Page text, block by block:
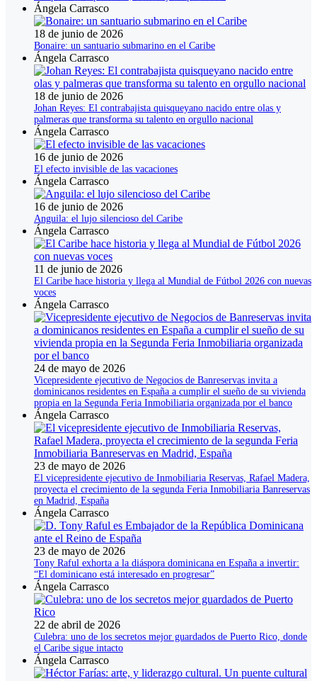
Ángela Carrasco
18 de junio de 2026
Bonaire: un santuario submarino en el Caribe
Ángela Carrasco
18 de junio de 2026
Johan Reyes: El contrabajista quisqueyano nacido entre olas y
palmeras que transforma su talento en orgullo nacional
Ángela Carrasco
16 de junio de 2026
El efecto invisible de las vacaciones
Ángela Carrasco
16 de junio de 2026
Anguila: el lujo silencioso del Caribe
Ángela Carrasco
11 de junio de 2026
El Caribe hace historia y llega al Mundial de Fútbol 2026 con nuevas
voces
Ángela Carrasco
24 de mayo de 2026
Vicepresidente ejecutivo de Negocios de Banreservas invita a
dominicanos residentes en España a cumplir el sueño de su vivienda
propia en la Segunda Feria Inmobiliaria organizada por el banco
Ángela Carrasco
23 de mayo de 2026
El vicepresidente ejecutivo de Inmobiliaria Reservas, Rafael Madera,
proyecta el crecimiento de la segunda Feria Inmobiliaria Banreservas
en Madrid, España
Ángela Carrasco
23 de mayo de 2026
Tony Raful exhorta a la diáspora dominicana en España a invertir:
“El dominicano está interesado en progresar”
Ángela Carrasco
22 de abril de 2026
Culebra: uno de los secretos mejor guardados de Puerto Rico, donde
el Caribe sigue intacto
Ángela Carrasco